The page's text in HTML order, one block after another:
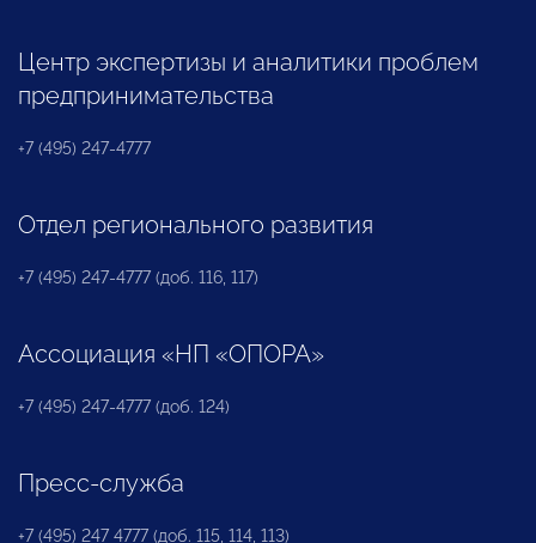
Центр экспертизы и аналитики проблем
предпринимательства
+7 (495) 247-4777
Отдел регионального развития
+7 (495) 247-4777 (доб. 116, 117)
Ассоциация «НП «ОПОРА»
+7 (495) 247-4777 (доб. 124)
Пресс-служба
+7 (495) 247 4777 (доб. 115, 114, 113)